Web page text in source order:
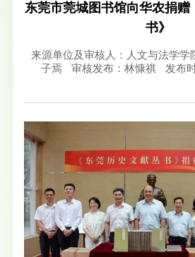
东莞市莞城图书馆向华农捐赠
书》
来源单位及审核人：人文与法学学
子焉
审核发布：林慷祺 发布